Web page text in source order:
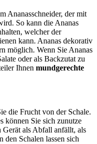
Ananasschneider, der mit
So kann die Ananas
welcher der
kann. Ananas dekorativ
möglich. Wenn Sie Ananas
oder als Backzutat zu
Ihnen mundgerechte
die Frucht von der Schale.
können Sie sich zunutze
Gerät als Abfall anfällt, als
Schalen lassen sich